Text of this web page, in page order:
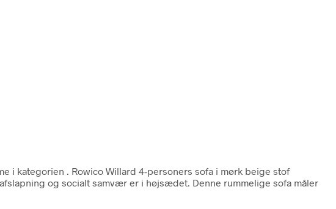
i kategorien
. Rowico Willard 4-personers sofa i mørk beige stof
og socialt samvær er i højsædet. Denne rummelige sofa måler